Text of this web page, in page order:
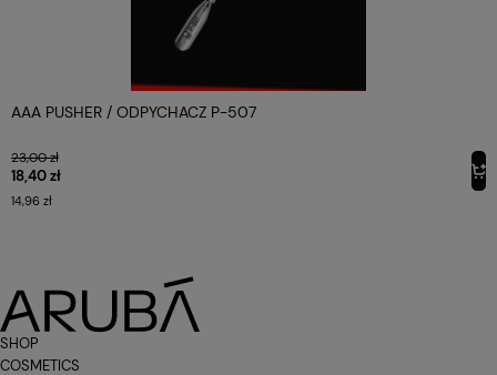
AAA PUSHER / ODPYCHACZ P-507
23,00 zł
18,40 zł
14,96 zł
SHOP
COSMETICS